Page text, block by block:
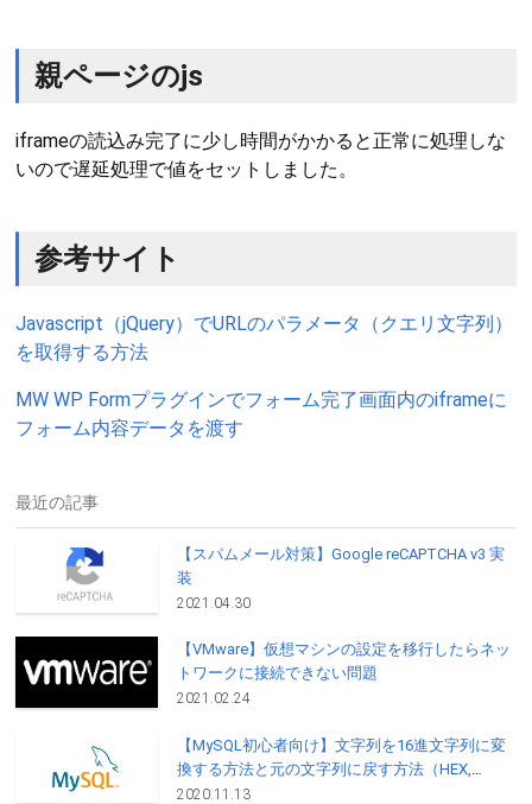
親ページのjs
iframeの読込み完了に少し時間がかかると正常に処理しな
いので遅延処理で値をセットしました。
参考サイト
Javascript（jQuery）でURLのパラメータ（クエリ文字列）
を取得する方法
MW WP Formプラグインでフォーム完了画面内のiframeに
フォーム内容データを渡す
最近の記事
【スパムメール対策】Google reCAPTCHA v3 実
装
2021.04.30
【VMware】仮想マシンの設定を移行したらネッ
トワークに接続できない問題
2021.02.24
【MySQL初心者向け】文字列を16進文字列に変
換する方法と元の文字列に戻す方法（HEX,
UNHEX）
2020.11.13